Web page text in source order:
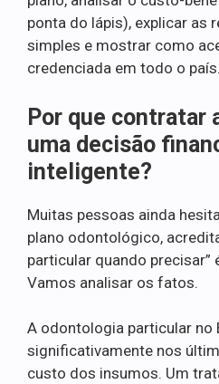
ponta do lápis), explicar as
simples e mostrar como
credenciada em todo o país.
Por que contratar
uma decisão
inteligente?
Muitas pessoas ainda
plano odontológico,
particular quando precisar”
Vamos analisar os fatos.
A odontologia particular no
significativamente nos
custo dos insumos. Um